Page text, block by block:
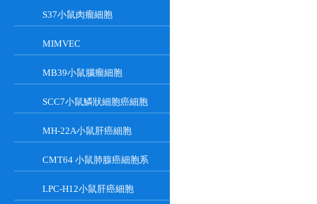
S37小鼠肉瘤細胞
MIMVEC
MB39小鼠腦瘤細胞
SCC7小鼠鱗狀細胞癌細胞
MH-22A小鼠肝癌細胞
CMT64 小鼠肺腺癌細胞系
LPC-H12小鼠肝癌細胞